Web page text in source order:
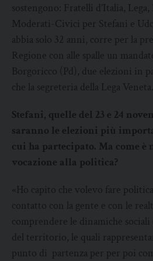
sostengono: Fratelli d’Italia,
Moderati-Civici per Stefani e
abbia solo 32 anni, corre per la
Regione con alle spalle un
Borgoricco (Pd), due elezioni in
che la segreteria della Lega Veneta.
Stefani, quelle del 23 e 24
saranno le elezioni più
cui ha partecipato. Ma come è
vocazione alla politica?
«Ho capito che volevo fare
contatto con la gente e con le
comprendere le dinamiche sociali
del territorio, le quali
punto di partenza per per poi